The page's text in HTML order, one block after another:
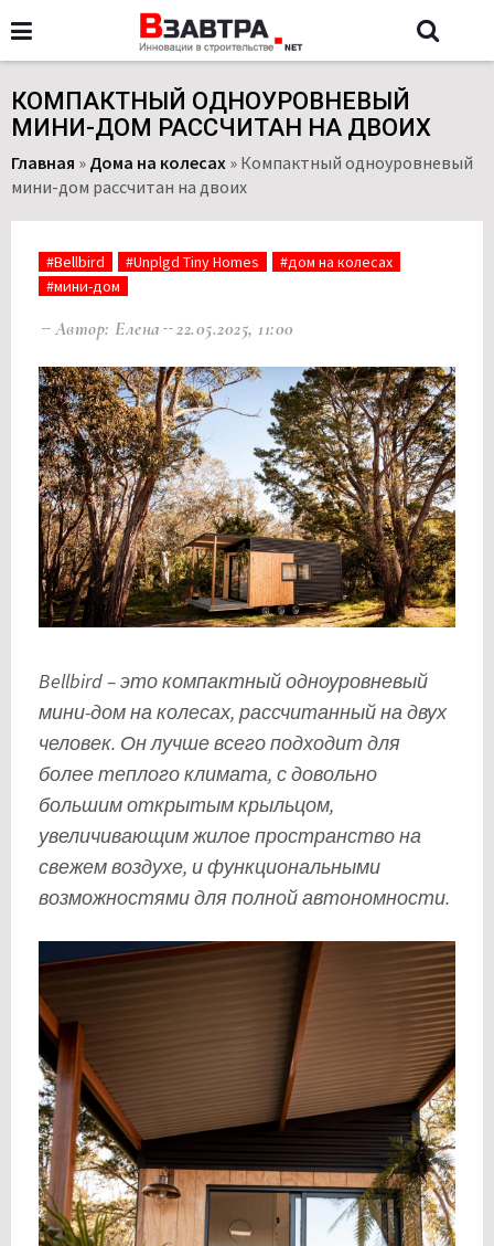
КОМПАКТНЫЙ ОДНОУРОВНЕВЫЙ
МИНИ-ДОМ РАССЧИТАН НА ДВОИХ
Главная » Дома на колесах » Компактный одноуровневый
мини-дом рассчитан на двоих
#Bellbird #Unplgd Tiny Homes
#дом на колесах
#мини-дом
Автор: Елена 22.05.2025, 11:00
Bellbird – это компактный одноуровневый
мини-дом на колесах, рассчитанный на двух
человек. Он лучше всего подходит для
более теплого климата, с довольно
большим открытым крыльцом,
увеличивающим жилое пространство на
свежем воздухе, и функциональными
возможностями для полной автономности.